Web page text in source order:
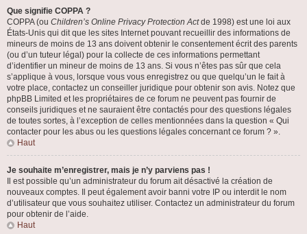
Que signifie COPPA ?
COPPA (ou Children’s Online Privacy Protection Actde 1998) est une loi aux
États-Unis qui dit que les sites Internet pouvant recueillir des informations de
mineurs de moins de 13 ans doivent obtenir le consentement écrit des parents
(ou d’un tuteur légal) pour la collecte de ces informations permettant
d’identifier un mineur de moins de 13 ans. Si vous n’êtes pas sûr que cela
s’applique à vous, lorsque vous vous enregistrez ou que quelqu’un le fait à
votre place, contactez un conseiller juridique pour obtenir son avis. Notez que
phpBB Limited et les propriétaires de ce forum ne peuvent pas fournir de
conseils juridiques et ne sauraient être contactés pour des questions légales
de toutes sortes, à l’exception de celles mentionnées dans la question « Qui
contacter pour les abus ou les questions légales concernant ce forum ? ».
Haut
Je souhaite m’enregistrer, mais je n’y parviens pas !
Il est possible qu’un administrateur du forum ait désactivé la création de
nouveaux comptes. Il peut également avoir banni votre IP ou interdit le nom
d’utilisateur que vous souhaitez utiliser. Contactez un administrateur du forum
pour obtenir de l’aide.
Haut